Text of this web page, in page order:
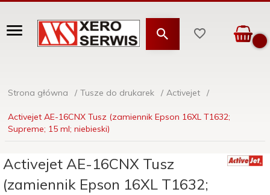
Strona główna Tusze do drukarek Activejet
Activejet AE-16CNX Tusz (zamiennik Epson 16XL T1632;
Supreme; 15 ml; niebieski)
Activejet AE-16CNX Tusz
(zamiennik Epson 16XL T1632;